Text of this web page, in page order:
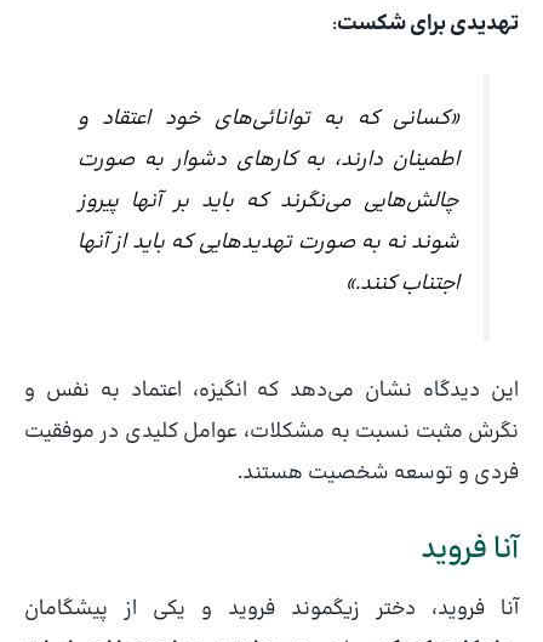
تهدیدی برای شکست:
«کسانی که به توانائی‌های خود اعتقاد و
اطمینان دارند، به کارهای دشوار به صورت
چالش‌هایی می‌نگرند که باید بر آنها پیروز
شوند نه به صورت تهدیدهایی که باید از آنها
اجتناب کنند.»
این دیدگاه نشان می‌دهد که انگیزه، اعتماد به نفس و
نگرش مثبت نسبت به مشکلات، عوامل کلیدی در موفقیت
فردی و توسعه شخصیت هستند.
آنا فروید
آنا فروید، دختر زیگموند فروید و یکی از پیشگامان